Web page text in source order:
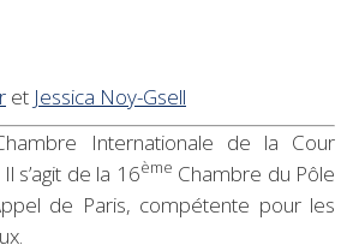
et Jessica Noy-Gsell
Internationale de la Cour
s’agit de la 16ème Chambre du Pôle
de Paris, compétente pour les